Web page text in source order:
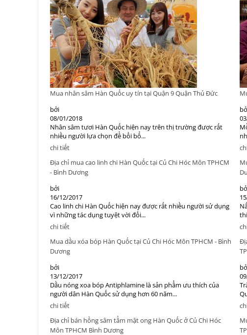
Mua nhân sâm Hàn Quốc uy tín tại Quận 9 Quận Thủ Đức
bởi
08/01/2018
Nhân sâm tươi Hàn Quốc hiện nay trên thị trường được rất
nhiều người lựa chọn để bồi bổ...
chi tiết
Địa chỉ mua cao linh chi Hàn Quốc tại Củ Chi Hóc Môn TPHCM
- Bình Dương
bởi
16/12/2017
Cao linh chi Hàn Quốc hiện nay được rất nhiều người sử dụng
vì những tác dụng tuyệt vời đối...
chi tiết
Mua dầu xóa bóp Hàn Quốc tại Củ Chi Hóc Môn TPHCM - Bình
Dương
bởi
13/12/2017
Dầu nóng xoa bóp Antiphlamine là sản phẩm ưu thích của
người dân Hàn Quốc sử dụng hơn 60 năm...
chi tiết
Địa chỉ bán hồng sâm tẩm mật ong Hàn Quốc ở Củ Chi Hóc
Môn TPHCM Bình Dương